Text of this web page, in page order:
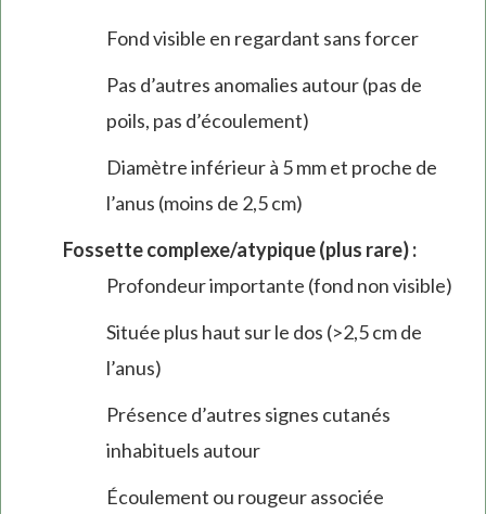
Fond visible en regardant sans forcer
Pas d’autres anomalies autour (pas de
poils, pas d’écoulement)
Diamètre inférieur à 5 mm et proche de
l’anus (moins de 2,5 cm)
Fossette complexe/atypique (plus rare) :
Profondeur importante (fond non visible)
Située plus haut sur le dos (>2,5 cm de
l’anus)
Présence d’autres signes cutanés
inhabituels autour
Écoulement ou rougeur associée